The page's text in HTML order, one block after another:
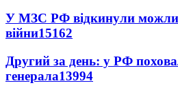
У МЗС РФ відкинули
війни15162
Другий за день: у РФ
генерала13994